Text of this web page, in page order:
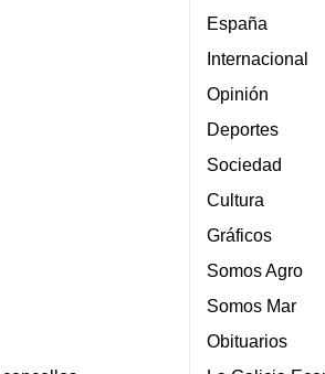
España
Internacional
Opinión
Deportes
Sociedad
Cultura
Gráficos
Somos Agro
Somos Mar
Obituarios